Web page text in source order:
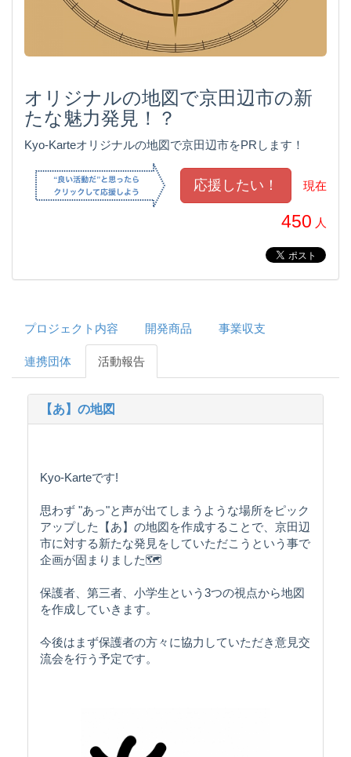
オリジナルの地図で京田辺市の新
たな魅力発見！？
Kyo-Karteオリジナルの地図で京田辺市をPRします！
現在
450 人
プロジェクト内容 開発商品 事業収支
連携団体 活動報告
【あ】の地図
Kyo-Karteです!
思わず "あっ"と声が出てしまうような場所をピック
アップした【あ】の地図を作成することで、京田辺
市に対する新たな発見をしていただこうという事で
企画が固まりました🗺
保護者、第三者、小学生という3つの視点から地図
を作成していきます。
今後はまず保護者の方々に協力していただき意見交
流会を行う予定です。